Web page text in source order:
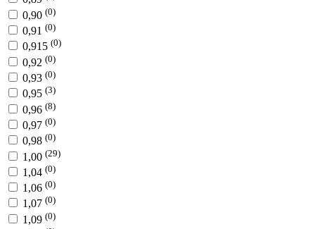
0,90 (0)
0,91 (0)
0,915 (0)
0,92 (0)
0,93 (0)
0,95 (3)
0,96 (8)
0,97 (0)
0,98 (0)
1,00 (29)
1,04 (0)
1,06 (0)
1,07 (0)
1,09 (0)